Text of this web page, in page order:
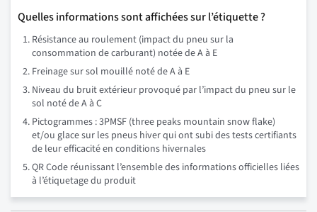
Quelles informations sont affichées sur l’étiquette ?
Résistance au roulement (impact du pneu sur la
consommation de carburant) notée de A à E
Freinage sur sol mouillé noté de A à E
Niveau du bruit extérieur provoqué par l’impact du pneu sur le
sol noté de A à C
Pictogrammes : 3PMSF (three peaks mountain snow flake)
et/ou glace sur les pneus hiver qui ont subi des tests certifiants
de leur efficacité en conditions hivernales
QR Code réunissant l’ensemble des informations officielles liées
à l’étiquetage du produit